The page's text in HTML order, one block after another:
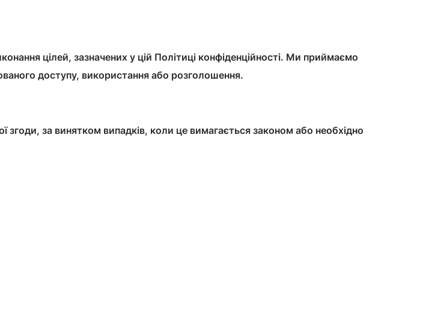
цілей, зазначених у цій Політиці конфіденційності. Ми приймаємо
доступу, використання або розголошення.
за винятком випадків, коли це вимагається законом або необхідно